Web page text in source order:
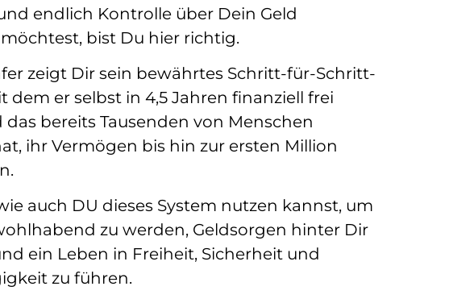
endlich Kontrolle über Dein Geld
bist Du hier richtig.
zeigt Dir sein bewährtes Schritt-für-Schritt-
dem er selbst in 4,5 Jahren finanziell frei
bereits Tausenden von Menschen
ihr Vermögen bis hin zur ersten Million
auch DU dieses System nutzen kannst, um
zu werden, Geldsorgen hinter Dir
ein Leben in Freiheit, Sicherheit und
zu führen.